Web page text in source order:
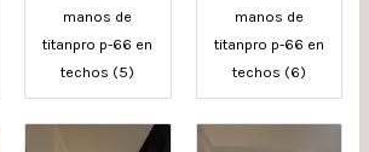
manos de
titanpro p-66 en
techos (5)
manos de
titanpro p-66 en
techos (6)